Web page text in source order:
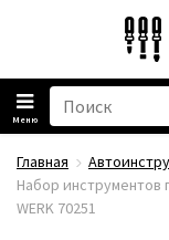
Меню
Главная
Набор инструментов
WERK 70251